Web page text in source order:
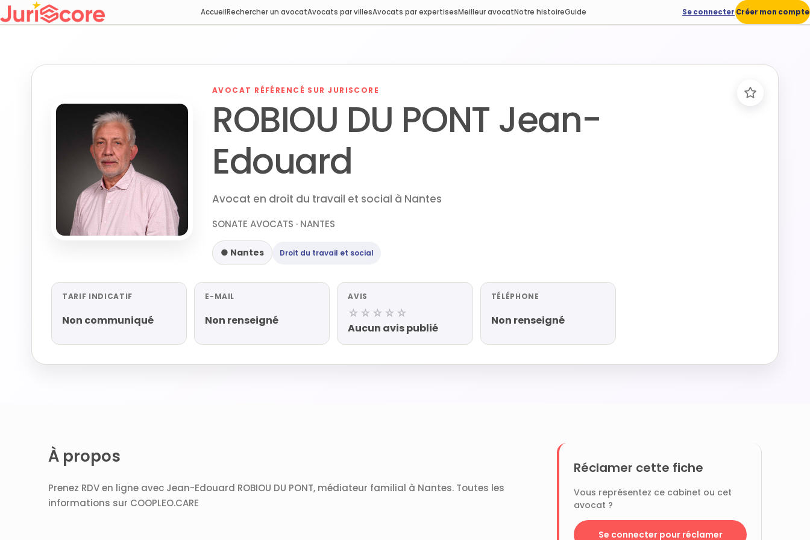
AccueilRechercher un avocatAvocats par villesAvocats par expertisesMeilleur avocatNotre histoireGuide Se connecter Créer mon compte
AVOCAT RÉFÉRENCÉ SUR JURISCORE
ROBIOU DU PONT Jean-
Edouard
Avocat en droit du travail et social à Nantes
SONATE AVOCATS · NANTES
● Nantes Droit du travail et social
TARIF INDICATIF
Non communiqué
E-MAIL
Non renseigné
AVIS
☆☆☆☆☆
Aucun avis publié
TÉLÉPHONE
Non renseigné
À propos
Prenez RDV en ligne avec Jean-Edouard ROBIOU DU PONT, médiateur familial à Nantes. Toutes les
informations sur COOPLEO.CARE
Réclamer cette fiche
Vous représentez ce cabinet ou cet
avocat ?
Se connecter pour réclamer